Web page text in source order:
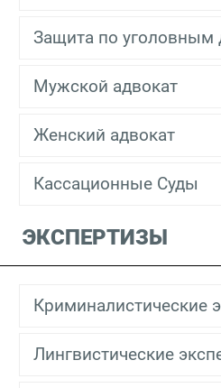
Защита по уголовным
Мужской адвокат
Женский адвокат
Кассационные Суды
ЭКСПЕРТИЗЫ
Криминалистические
Лингвистические